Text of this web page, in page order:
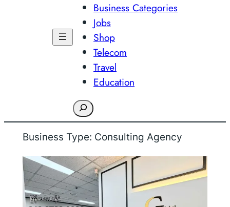
Business Categories
Jobs
Shop
Telecom
Travel
Education
Search
Business Type: Consulting Agency